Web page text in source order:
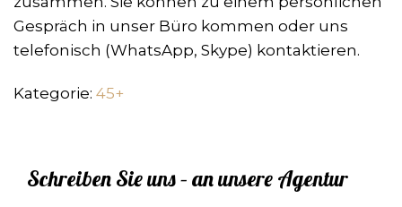
Gespräch in unser Büro kommen oder uns
telefonisch (WhatsApp, Skype) kontaktieren.
Kategorie: 45+
Schreiben Sie uns – an unsere Agentur